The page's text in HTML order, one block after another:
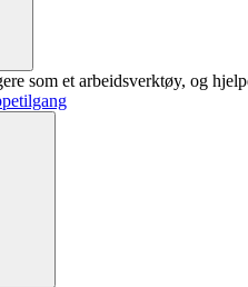
som et arbeidsverktøy, og